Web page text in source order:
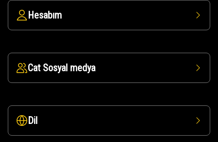
Hesabım
Cat Sosyal medya
Dil